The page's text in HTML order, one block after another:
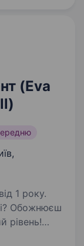
(Eva
1 року.
Обожнюєш
рівень!